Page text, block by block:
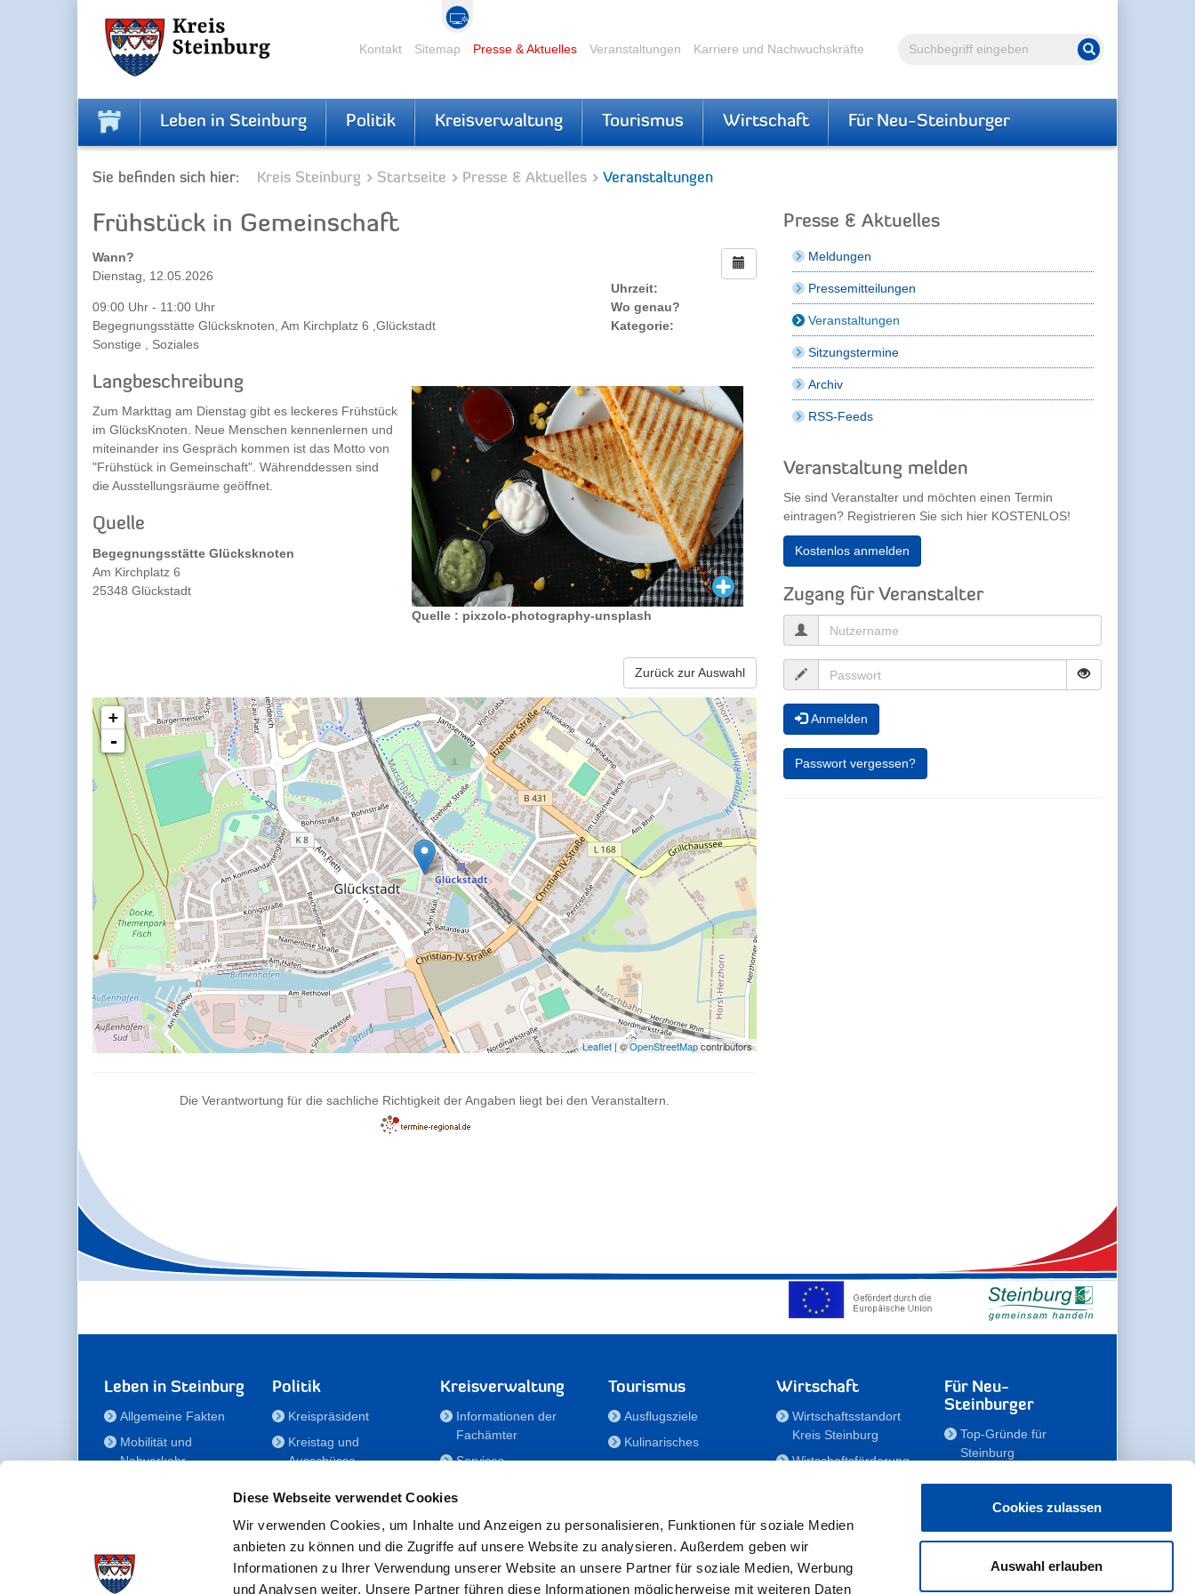
Diese Webseite verwendet Cookies
Wir verwenden Cookies, um Inhalte und Anzeigen zu personalisieren, Funktionen für soziale Medien
anbieten zu können und die Zugriffe auf unsere Website zu analysieren. Außerdem geben wir
Informationen zu Ihrer Verwendung unserer Website an unsere Partner für soziale Medien, Werbung
und Analysen weiter. Unsere Partner führen diese Informationen möglicherweise mit weiteren Daten
Cookies zulassen
Auswahl erlauben
Volltextsuche Suche starten
Kontakt Sitemap Presse & Aktuelles Veranstaltungen Karriere und Nachwuchskräfte
Leben in Steinburg Politik Kreisverwaltung Tourismus Wirtschaft Für Neu-Steinburger
Sie befinden sich hier: Kreis Steinburg Startseite Presse & Aktuelles Veranstaltungen
Frühstück in Gemeinschaft
Wann?
Dienstag, 12.05.2026
Uhrzeit:
09:00 Uhr - 11:00 Uhr
Wo genau?
Begegnungsstätte Glücksknoten, Am Kirchplatz 6 ,Glückstadt
Kategorie:
Sonstige , Soziales
Quelle : pixzolo-photography-unsplash
Langbeschreibung
Zum Markttag am Dienstag gibt es leckeres Frühstück
im GlücksKnoten. Neue Menschen kennenlernen und
miteinander ins Gespräch kommen ist das Motto von
"Frühstück in Gemeinschaft". Währenddessen sind
die Ausstellungsräume geöffnet.
Quelle
Begegnungsstätte Glücksknoten
Am Kirchplatz 6
25348 Glückstadt
Zurück zur Auswahl
+
-
Leaflet | ©OpenStreetMapcontributors
Die Verantwortung für die sachliche Richtigkeit der Angaben liegt bei den Veranstaltern.
Presse & Aktuelles
Meldungen
Pressemitteilungen
Veranstaltungen
Sitzungstermine
Archiv
RSS-Feeds
Veranstaltung melden
Sie sind Veranstalter und möchten einen Termin
eintragen? Registrieren Sie sich hier KOSTENLOS!
Kostenlos anmelden
Zugang für Veranstalter
Anmelden
Passwort vergessen?
Leben in Steinburg
Allgemeine Fakten
Mobilität und
Nahverkehr
Gesundheit
Bildung
Politik
Kreispräsident
Kreistag und
Ausschüsse
für Menschen mit
Behinderung
Der
Kreisseniorenbeirat
Kreisverwaltung
Informationen der
Fachämter
Services
Nachwuchskräfte
Notdienste
Formulare/Downloads
Tourismus
Ausflugsziele
Kulinarisches
Veranstaltungen
Wirtschaft
Wirtschaftsstandort
Kreis Steinburg
Wirtschaftsförderung
Zahlen, Daten,
Fakten
Gewerbeflächen
Für Neu-
Steinburger
Top-Gründe für
Steinburg
Meine Immobilie
Erholen